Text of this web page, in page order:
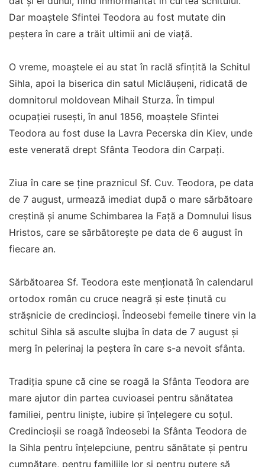
Dar moaștele Sfintei Teodora au fost mutate din
peștera în care a trăit ultimii ani de viață.
O vreme, moaștele ei au stat în raclă sfințită la Schitul
Sihla, apoi la biserica din satul Miclăușeni, ridicată de
domnitorul moldovean Mihail Sturza. În timpul
ocupației rusești, în anul 1856, moaștele Sfintei
Teodora au fost duse la Lavra Pecerska din Kiev, unde
este venerată drept Sfânta Teodora din Carpați.
Ziua în care se ține praznicul Sf. Cuv. Teodora, pe data
de 7 august, urmează imediat după o mare sărbătoare
creștină și anume Schimbarea la Față a Domnului Iisus
Hristos, care se sărbătorește pe data de 6 august în
fiecare an.
Sărbătoarea Sf. Teodora este menționată în calendarul
ortodox român cu cruce neagră și este ținută cu
strășnicie de credincioși. Îndeosebi femeile tinere vin la
schitul Sihla să asculte slujba în data de 7 august și
merg în pelerinaj la peștera în care s-a nevoit sfânta.
Tradiția spune că cine se roagă la Sfânta Teodora are
mare ajutor din partea cuvioasei pentru sănătatea
familiei, pentru liniște, iubire și înțelegere cu soțul.
Credincioșii se roagă îndeosebi la Sfânta Teodora de
la Sihla pentru înțelepciune, pentru sănătate și pentru
cumpătare, pentru familiile lor și pentru putere să